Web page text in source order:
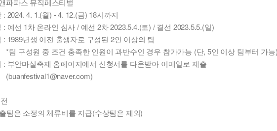
파파스 뮤직페스티벌
: 2024. 4. 1.(월) - 4. 12.(금) 18시까지
: 예선 1차 온라인 심사 / 예선 2차 2023.5.4.(토) / 결선 2023.5.5.(일)
: 1989년생 이전 출생자로 구성된 2인 이상의 팀
중 조건 충족한 인원이 과반수인 경우 참가가능 (단, 5인 이상 팀부터 가능)
: 부안마실축제 홈페이지에서 신청서를 다운받아 이메일로 제출
팀은 소정의 체류비를 지급(수상팀은 제외)